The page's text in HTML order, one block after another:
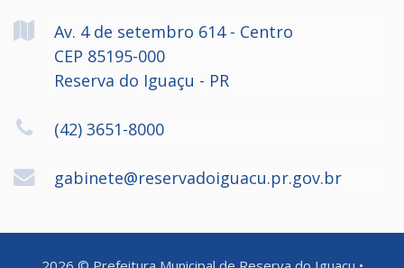
Av. 4 de setembro 614 - Centro
CEP 85195-000
Reserva do Iguaçu - PR
(42) 3651-8000
gabinete@reservadoiguacu.pr.gov.br